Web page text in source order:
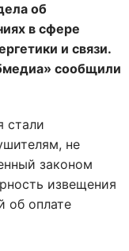
об
в сфере
и связи.
сообщили
стали
не
законом
извещения
об оплате